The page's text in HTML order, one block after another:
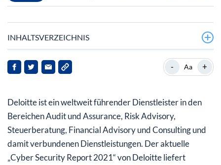
INHALTSVERZEICHNIS
Sorge um Manipulation der öffentlichen Meinung:
Gefährdungslage im Wahljahr 2021 auf Rekordhoch
Demokratie und Unternehmensreputation
Bekannte Risiken – noch ungenügende Reaktionen auf
Unternehmensseite
Cyber-Resilienz braucht technologische
- Aa +
Deloitte ist ein weltweit führender Dienstleister in den
Bereichen Audit und Assurance, Risk Advisory,
Steuerberatung, Financial Advisory und Consulting und
damit verbundenen Dienstleistungen. Der aktuelle
„Cyber Security Report 2021“ von Deloitte liefert